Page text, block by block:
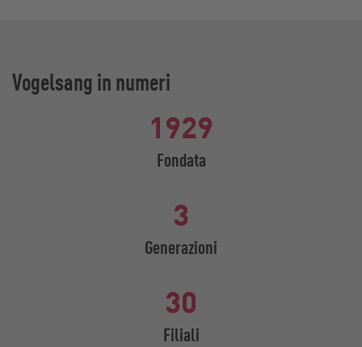
Vogelsang in numeri
1929
Fondata
3
Generazioni
30
Filiali